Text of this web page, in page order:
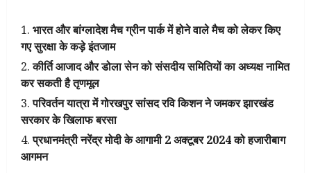
भारत और बांग्लादेश मैच ग्रीन पार्क में होने वाले मैच को लेकर किए
गए सुरक्षा के कड़े इंतजाम
कीर्ति आजाद और डोला सेन को संसदीय समितियों का अध्यक्ष नामित
कर सकती है तृणमूल
परिवर्तन यात्रा में गोरखपुर सांसद रवि किशन ने जमकर झारखंड
सरकार के खिलाफ बरसा
प्रधानमंत्री नरेंद्र मोदी के आगामी 2 अक्टूबर 2024 को हजारीबाग
आगमन